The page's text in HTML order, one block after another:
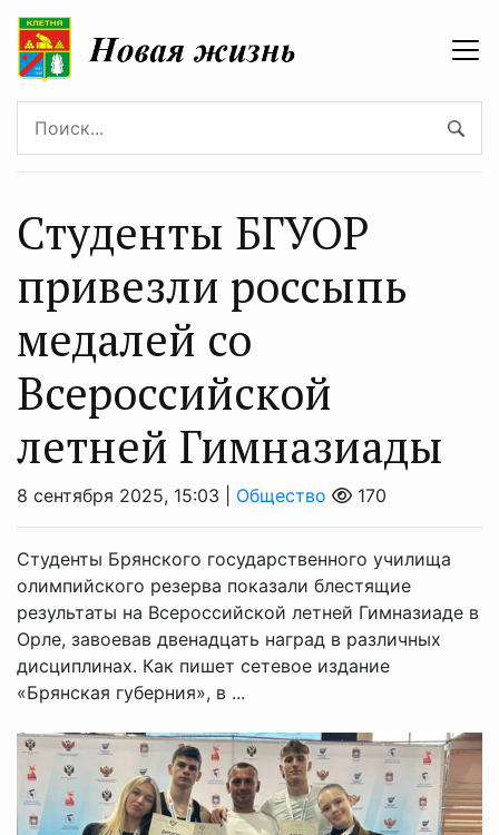
Студенты БГУОР
привезли россыпь
медалей со
Всероссийской
летней Гимназиады
8 сентября 2025, 15:03 | Общество 170
Студенты Брянского государственного училища
олимпийского резерва показали блестящие
результаты на Всероссийской летней Гимназиаде в
Орле, завоевав двенадцать наград в различных
дисциплинах. Как пишет сетевое издание
«Брянская губерния», в ...